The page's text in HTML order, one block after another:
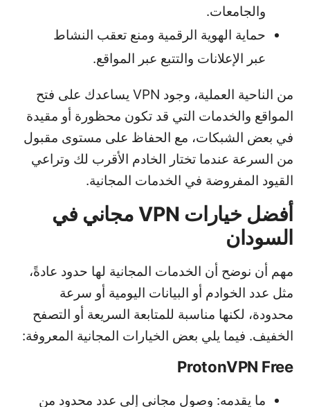
والجامعات.
حماية الهوية الرقمية ومنع تعقب النشاط
عبر الإعلانات والتتبع عبر المواقع.
من الناحية العملية، وجود VPN يساعدك على فتح
المواقع والخدمات التي قد تكون محظورة أو مقيدة
في بعض الشبكات، مع الحفاظ على مستوى مقبول
من السرعة عندما تختار الخادم الأقرب لك وتراعي
القيود المفروضة في الخدمات المجانية.
أفضل خيارات VPN مجاني في
السودان
مهم أن نوضح أن الخدمات المجانية لها حدود عادةً،
مثل عدد الخوادم أو البيانات اليومية أو سرعة
محدودة، لكنها مناسبة للمتابعة السريعة أو التصفح
الخفيف. فيما يلي بعض الخيارات المجانية المعروفة:
ProtonVPN Free
ما يقدمه: وصول مجاني إلى عدد محدود من